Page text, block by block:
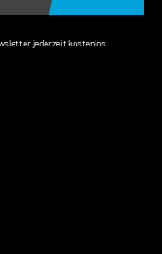
jederzeit kostenlos